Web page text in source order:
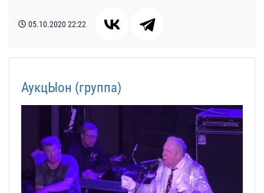
05.10.202022:22
АукцЫон (группа)